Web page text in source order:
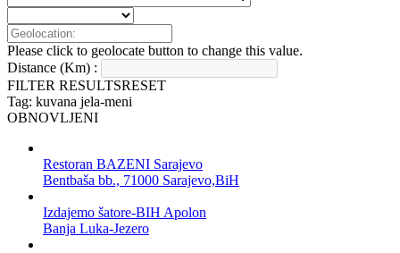
Please click to geolocate button to change this value.
Distance (Km) :
FILTER RESULTSRESET
Tag: kuvana jela-meni
OBNOVLJENI
Restoran BAZENI Sarajevo
Bentbaša bb., 71000 Sarajevo,BiH
Izdajemo šatore-BIH Apolon
Banja Luka-Jezero